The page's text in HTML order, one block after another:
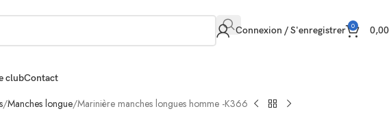
Connexion / S'enregistrer 0 0,00
clubContact
Manches longue Marinière manches longues homme -K366